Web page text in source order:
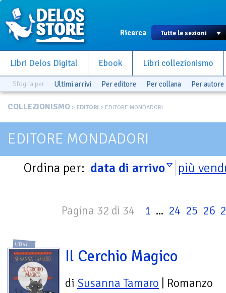
Ricerca
Libri Delos Digital Ebook Libri collezionismo
Sfoglia per Ultimi arrivi Per editore Per collana Per autore
COLLEZIONISMO > EDITORI > EDITORE MONDADORI
EDITORE MONDADORI
Ordina per: data di arrivo più
Pagina 32 di 34 1 ... 24 25 26
LIBRI
Il Cerchio Magico
di Susanna Tamaro | Romanzo